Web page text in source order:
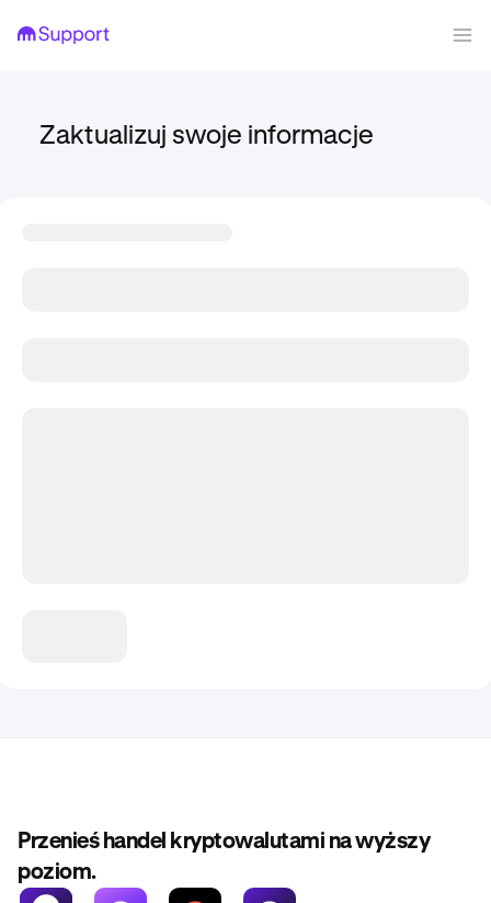
Zaktualizuj swoje informacje
Przenieś handel kryptowalutami na wyższy
poziom.